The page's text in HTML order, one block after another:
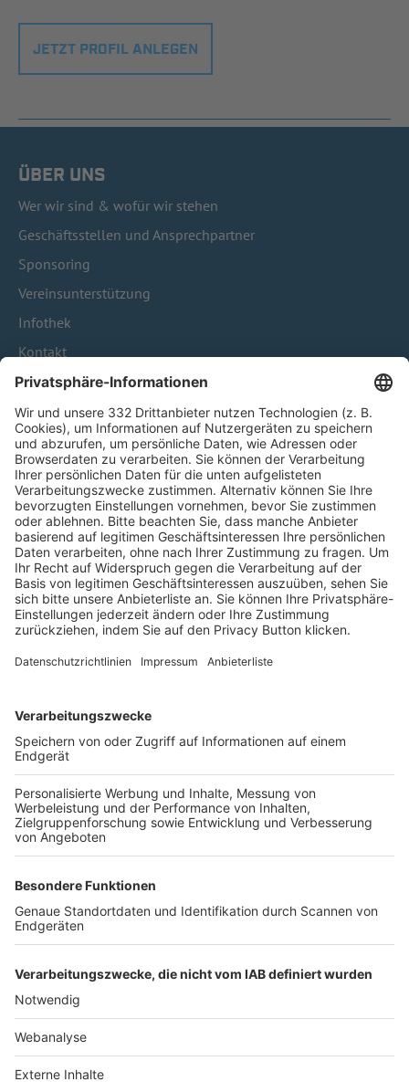
JETZT PROFIL ANLEGEN
ÜBER UNS
Wer wir sind & wofür wir stehen
Geschäftsstellen und Ansprechpartner
Sponsoring
Vereinsunterstützung
Infothek
Kontakt
HÄUFIG BESUCHTE SEITEN
Pässe und Vereinswechsel
Trainerausbildung
Schulungsangebot Vereinsmitarbeiter
BFV-Geschäftsstellen
Trainerbörse
Login SpielPlus
FOLGE DEM BFV
TOP-VEREINE
TOP-PARTNER
Nutzungsbedingungen Datenschutz Impressum